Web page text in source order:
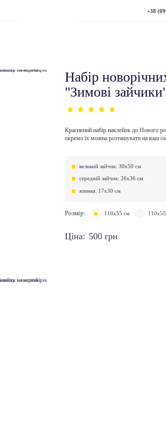
+38
Набір
"Зимові
Красивний набір наклейок до Нового
окремо їх можна розташувати на ваш
великий зайчик: 30х50 см
середній зайчик: 26х36 см
ялинка: 17х30 см
Розмір: 110х55 см
Ціна: 500 грн